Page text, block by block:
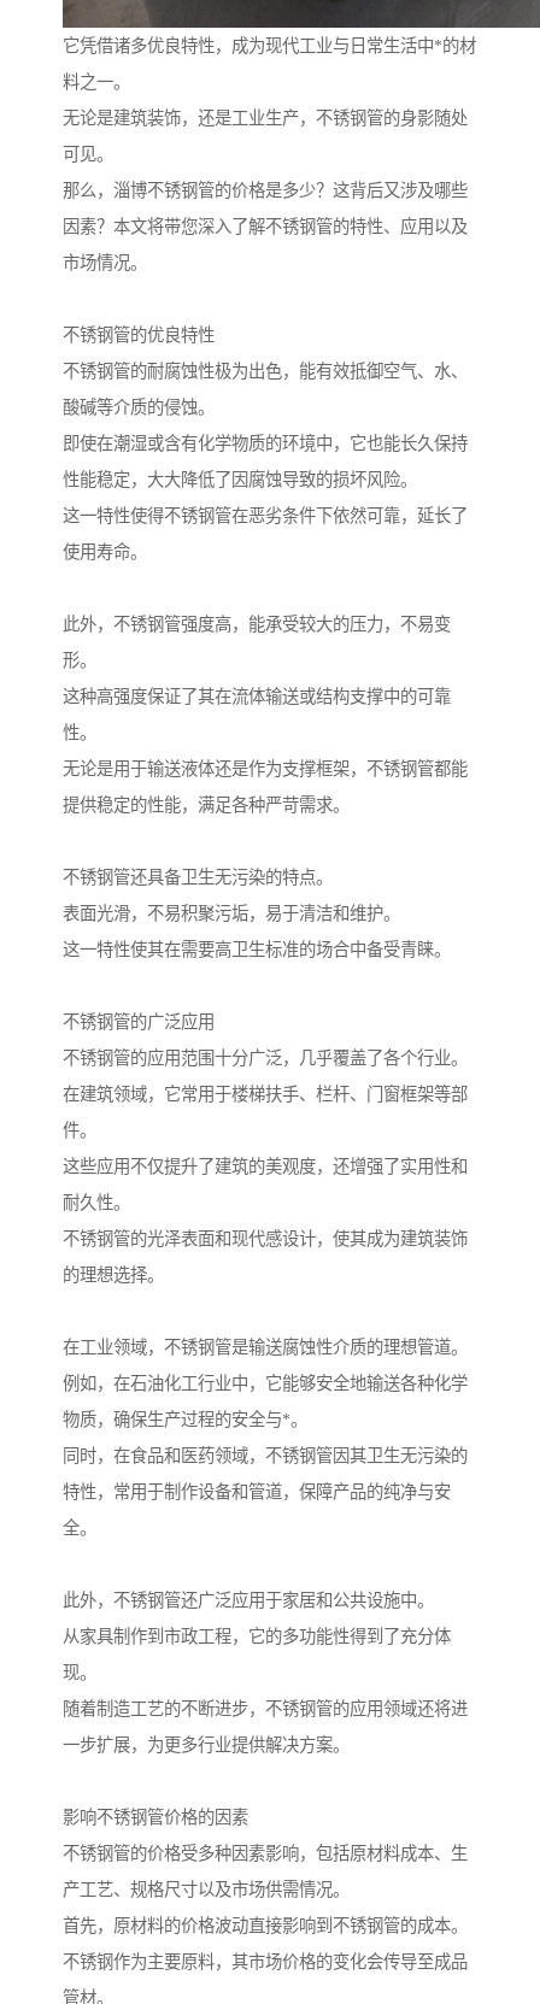
它凭借诸多优良特性，成为现代工业与日常生活中*的材
料之一。
无论是建筑装饰，还是工业生产，不锈钢管的身影随处
可见。
那么，淄博不锈钢管的价格是多少？这背后又涉及哪些
因素？本文将带您深入了解不锈钢管的特性、应用以及
市场情况。
不锈钢管的优良特性
不锈钢管的耐腐蚀性极为出色，能有效抵御空气、水、
酸碱等介质的侵蚀。
即使在潮湿或含有化学物质的环境中，它也能长久保持
性能稳定，大大降低了因腐蚀导致的损坏风险。
这一特性使得不锈钢管在恶劣条件下依然可靠，延长了
使用寿命。
此外，不锈钢管强度高，能承受较大的压力，不易变
形。
这种高强度保证了其在流体输送或结构支撑中的可靠
性。
无论是用于输送液体还是作为支撑框架，不锈钢管都能
提供稳定的性能，满足各种严苛需求。
不锈钢管还具备卫生无污染的特点。
表面光滑，不易积聚污垢，易于清洁和维护。
这一特性使其在需要高卫生标准的场合中备受青睐。
不锈钢管的广泛应用
不锈钢管的应用范围十分广泛，几乎覆盖了各个行业。
在建筑领域，它常用于楼梯扶手、栏杆、门窗框架等部
件。
这些应用不仅提升了建筑的美观度，还增强了实用性和
耐久性。
不锈钢管的光泽表面和现代感设计，使其成为建筑装饰
的理想选择。
在工业领域，不锈钢管是输送腐蚀性介质的理想管道。
例如，在石油化工行业中，它能够安全地输送各种化学
物质，确保生产过程的安全与*。
同时，在食品和医药领域，不锈钢管因其卫生无污染的
特性，常用于制作设备和管道，保障产品的纯净与安
全。
此外，不锈钢管还广泛应用于家居和公共设施中。
从家具制作到市政工程，它的多功能性得到了充分体
现。
随着制造工艺的不断进步，不锈钢管的应用领域还将进
一步扩展，为更多行业提供解决方案。
影响不锈钢管价格的因素
不锈钢管的价格受多种因素影响，包括原材料成本、生
产工艺、规格尺寸以及市场供需情况。
首先，原材料的价格波动直接影响到不锈钢管的成本。
不锈钢作为主要原料，其市场价格的变化会传导至成品
管材。